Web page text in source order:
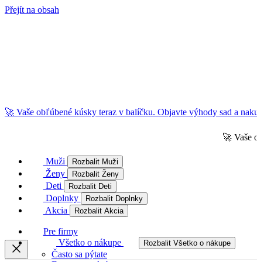
Přejít na obsah
🚀 Vaše obľúbené kúsky teraz v balíčku. Objavte výhody sad a
🚀 Vaše
Muži Rozbalit Muži
Ženy Rozbalit Ženy
Deti Rozbalit Deti
Doplnky Rozbalit Doplnky
Akcia Rozbalit Akcia
Pre firmy
Všetko o nákupe
Rozbalit Všetko o nákupe
Často sa pýtate